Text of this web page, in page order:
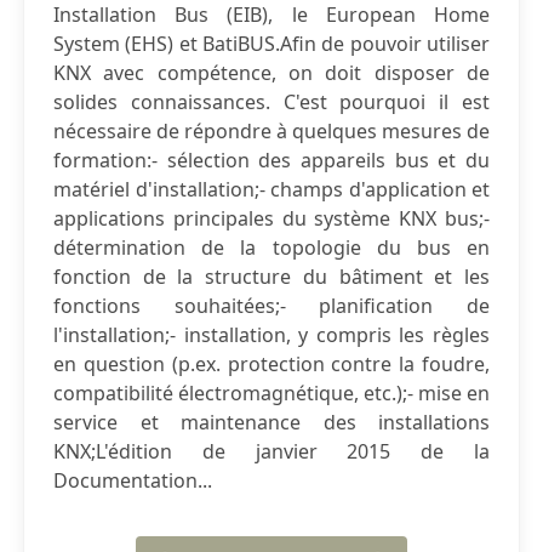
Installation Bus (EIB), le European Home
System (EHS) et BatiBUS.Afin de pouvoir utiliser
KNX avec compétence, on doit disposer de
solides connaissances. C'est pourquoi il est
nécessaire de répondre à quelques mesures de
formation:- sélection des appareils bus et du
matériel d'installation;- champs d'application et
applications principales du système KNX bus;-
détermination de la topologie du bus en
fonction de la structure du bâtiment et les
fonctions souhaitées;- planification de
l'installation;- installation, y compris les règles
en question (p.ex. protection contre la foudre,
compatibilité électromagnétique, etc.);- mise en
service et maintenance des installations
KNX;L'édition de janvier 2015 de la
Documentation...